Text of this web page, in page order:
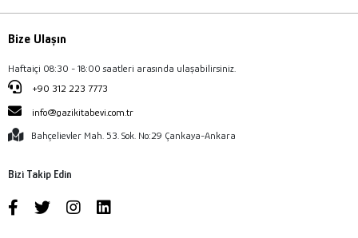
Bize Ulaşın
Haftaiçi 08:30 - 18:00 saatleri arasında ulaşabilirsiniz.
+90 312 223 7773
info@gazikitabevi.com.tr
Bahçelievler Mah. 53. Sok. No:29 Çankaya-Ankara
Bizi Takip Edin